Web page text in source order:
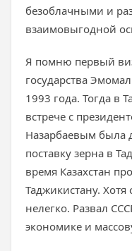
безоблачными и
взаимовыгодной
Я помню первый
государства
1993 года. Тогда в
встрече с
Назарбаевым была
поставку зерна в
время Казахстан
Таджикистану.
нелегко. Развал
экономике и